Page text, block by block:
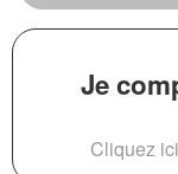
Je
Cliquez